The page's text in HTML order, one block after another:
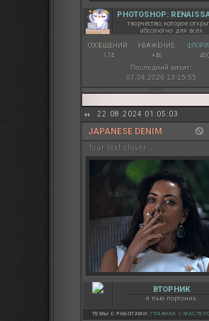
PHOTOSHOP:
творчество, которое
абсолютно для всех
СООБЩЕНИЙ:
174
УВАЖЕНИЕ:
+46
400
Последний визит:
07.04.2026 13:15:55
22.08.2024 01:05:03
JAPANESE DENIM
four leaf clover
ВТОРНИК
я пью портоник
ТЕМЫ С РАБОТАМИ: ГРАФИКА ◇